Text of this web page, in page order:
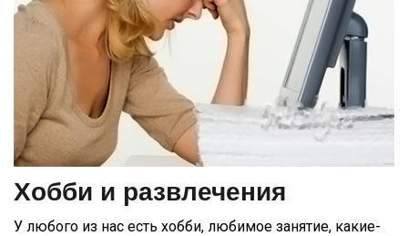
Хобби и развлечения
У любого из нас есть хобби, любимое занятие, какие-